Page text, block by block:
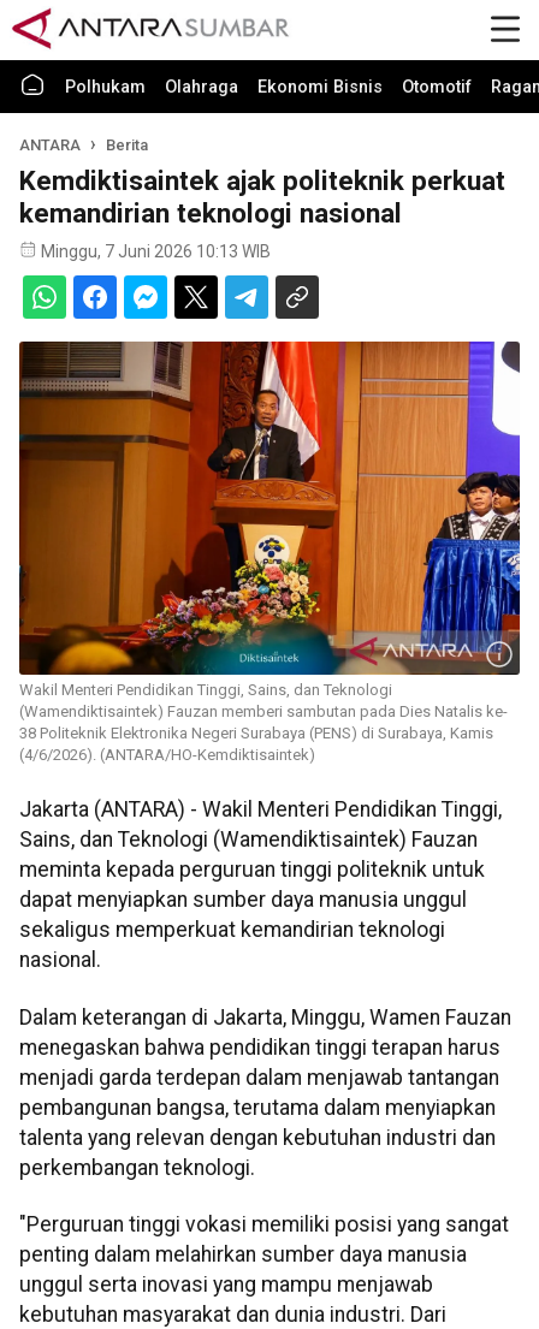
Polhukam Olahraga Ekonomi Bisnis Otomotif
ANTARA Berita
Kemdiktisaintek ajak politeknik perkuat
kemandirian teknologi nasional
Minggu, 7 Juni 2026 10:13 WIB
Wakil Menteri Pendidikan Tinggi, Sains, dan Teknologi
(Wamendiktisaintek) Fauzan memberi sambutan pada Dies Natalis ke-
38 Politeknik Elektronika Negeri Surabaya (PENS) di Surabaya, Kamis
(4/6/2026). (ANTARA/HO-Kemdiktisaintek)
Jakarta (ANTARA) - Wakil Menteri Pendidikan Tinggi,
Sains, dan Teknologi (Wamendiktisaintek) Fauzan
meminta kepada perguruan tinggi politeknik untuk
dapat menyiapkan sumber daya manusia unggul
sekaligus memperkuat kemandirian teknologi
nasional.
Dalam keterangan di Jakarta, Minggu, Wamen Fauzan
menegaskan bahwa pendidikan tinggi terapan harus
menjadi garda terdepan dalam menjawab tantangan
pembangunan bangsa, terutama dalam menyiapkan
talenta yang relevan dengan kebutuhan industri dan
perkembangan teknologi.
"Perguruan tinggi vokasi memiliki posisi yang sangat
penting dalam melahirkan sumber daya manusia
unggul serta inovasi yang mampu menjawab
kebutuhan masyarakat dan dunia industri. Dari